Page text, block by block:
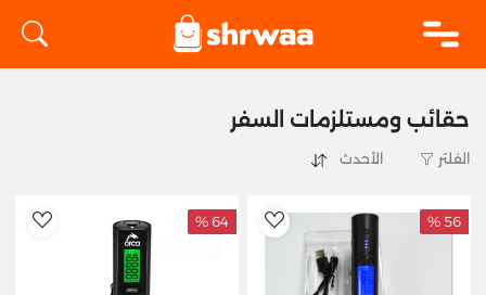
حقائب ومستلزمات السفر
الفلتر
AddToWishlist
56 %
64 %